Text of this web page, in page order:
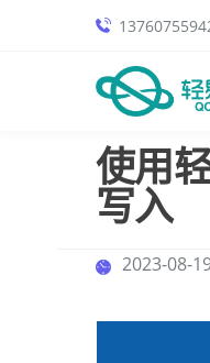
使用
写入
2023-08-